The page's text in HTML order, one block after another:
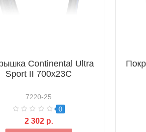
Continental Ultra
Sport II 700x23C
7220-25
0
2 302 р.